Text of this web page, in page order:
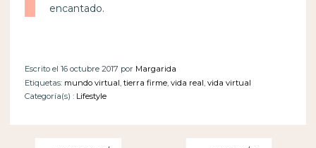
encantado.
Escrito el 16 octubre 2017 por Margarida
Etiquetas: mundo virtual, tierra firme, vida real, vida virtual
Categoría(s) : Lifestyle